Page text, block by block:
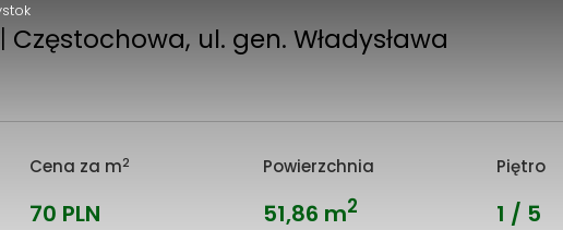
Częstochowa, ul. gen. Władysława
Cena za m2
70 PLN
Powierzchnia
51,86 m2
Piętro
1 / 5